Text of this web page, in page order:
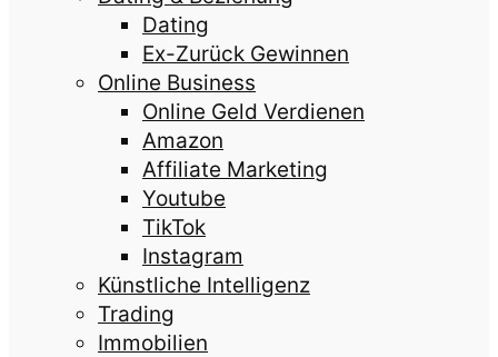
Dating
Ex-Zurück Gewinnen
Online Business
Online Geld Verdienen
Amazon
Affiliate Marketing
Youtube
TikTok
Instagram
Künstliche Intelligenz
Trading
Immobilien